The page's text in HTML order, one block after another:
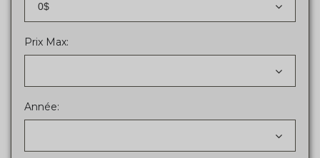
0$
Prix Max:
Année: